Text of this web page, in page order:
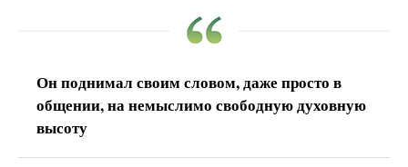
Он поднимал своим словом, даже просто в
общении, на немыслимо свободную духовную
высоту